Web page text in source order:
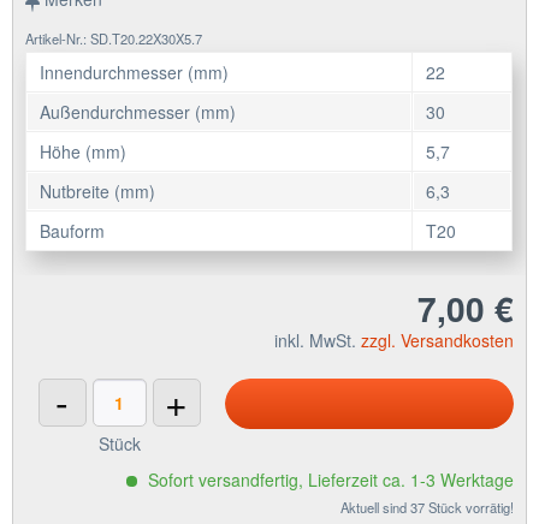
Artikel-Nr.: SD.T20.22X30X5.7
Innendurchmesser (mm)
22
Außendurchmesser (mm)
30
Höhe (mm)
5,7
Nutbreite (mm)
6,3
Bauform
T20
7,00 €
inkl. MwSt. zzgl. Versandkosten
- +
Stück
Sofort versandfertig, Lieferzeit ca. 1-3 Werktage
Aktuell sind 37 Stück vorrätig!